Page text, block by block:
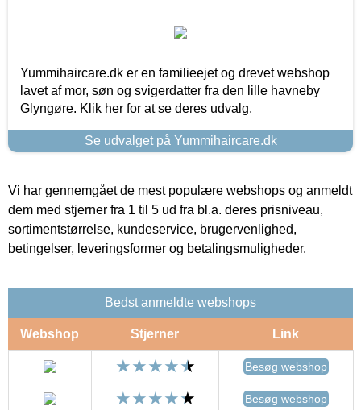
Yummihaircare.dk er en familieejet og drevet webshop
lavet af mor, søn og svigerdatter fra den lille havneby
Glyngøre. Klik her for at se deres udvalg.
Se udvalget på Yummihaircare.dk
Vi har gennemgået de mest populære webshops og anmeldt
dem med stjerner fra 1 til 5 ud fra bl.a. deres prisniveau,
sortimentstørrelse, kundeservice, brugervenlighed,
betingelser, leveringsformer og betalingsmuligheder.
Bedst anmeldte webshops
Webshop Stjerner Link
Besøg webshop
Besøg webshop